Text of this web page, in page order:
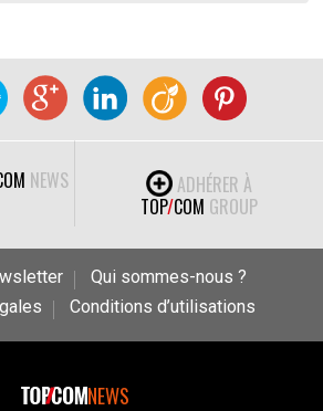
NEWS
ADHÉRER À
TOP/COM GROUP
Qui sommes-nous ?
Conditions d’utilisations
NEWS